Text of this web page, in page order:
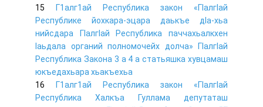
15
Г1алг1ай Республика закон «ГIалгIай
Республике йохкара-эцара даькъе дIа-хьа
нийсдара ГIалгIай Республика паччахьалкхен
Iаьдала органий полномочейх долча» ГIалгIай
Республика Закона 3 а 4 а статьяшка хувцамаш
юкъедахьара хьакъехьа
16
Г1алг1ай Республика закон «ГIалгIай
Республика Халкъа Гуллама депутаташ